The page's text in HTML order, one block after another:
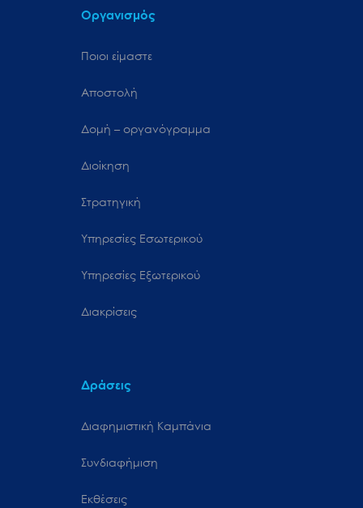
Οργανισμός
Ποιοι είμαστε
Αποστολή
Δομή – οργανόγραμμα
Διοίκηση
Στρατηγική
Υπηρεσίες Εσωτερικού
Υπηρεσίες Εξωτερικού
Διακρίσεις
Δράσεις
Διαφημιστική Καμπάνια
Συνδιαφήμιση
Εκθέσεις